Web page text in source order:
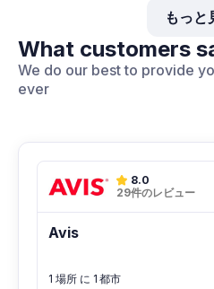
もっと
What customers
We do our best to provide
ever
8.0
29件のレビュー
Avis
1 場所 に 1 都市